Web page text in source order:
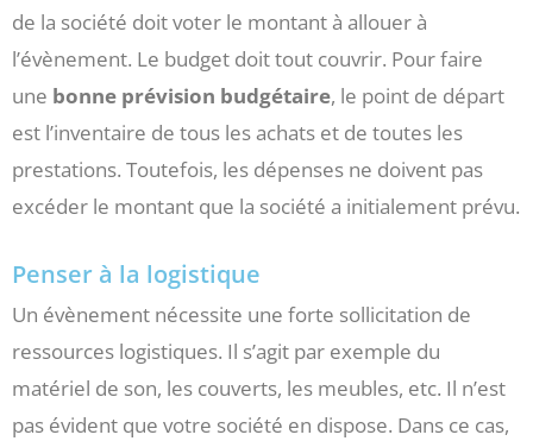
de la société doit voter le montant à allouer à
l’évènement. Le budget doit tout couvrir. Pour faire
une bonne prévision budgétaire, le point de départ
est l’inventaire de tous les achats et de toutes les
prestations. Toutefois, les dépenses ne doivent pas
excéder le montant que la société a initialement prévu.
Penser à la logistique
Un évènement nécessite une forte sollicitation de
ressources logistiques. Il s’agit par exemple du
matériel de son, les couverts, les meubles, etc. Il n’est
pas évident que votre société en dispose. Dans ce cas,